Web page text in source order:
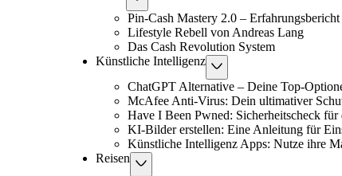
Pin-Cash Mastery 2.0 –
Lifestyle Rebell von Andreas Lang
Das Cash Revolution System
Künstliche Intelligenz
ChatGPT Alternative – Deine Top-
McAfee Anti-Virus: Dein ultimativer
Have I Been Pwned: Sicherheitscheck für
KI-Bilder erstellen: Eine Anleitung für
Künstliche Intelligenz Apps: Nutze ihre
Reisen